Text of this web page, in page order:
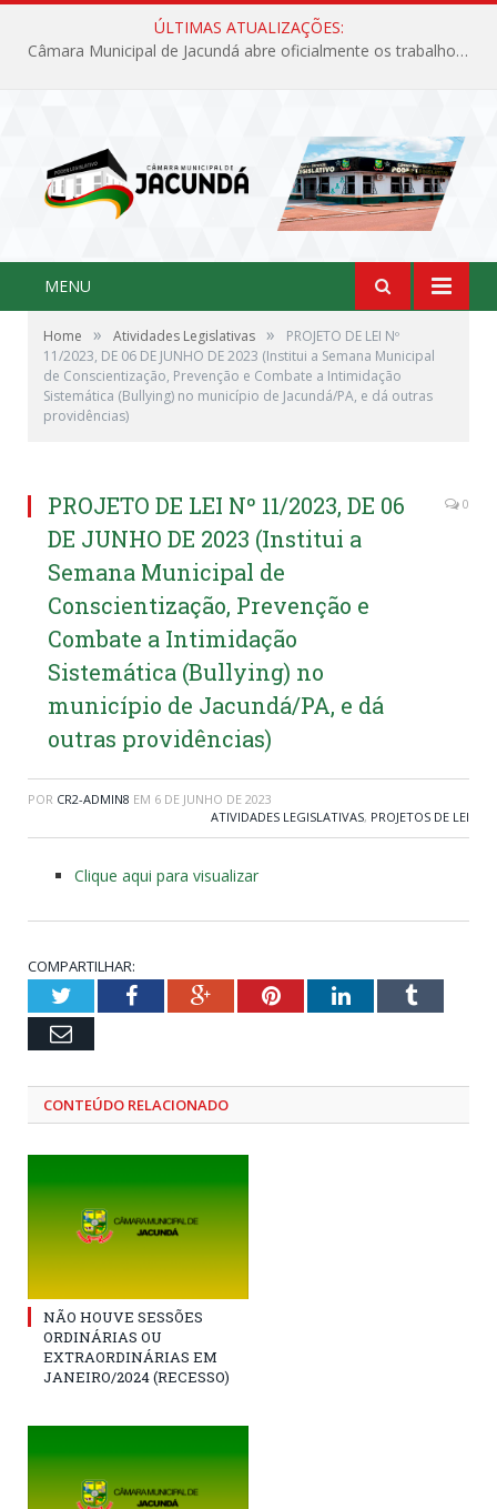
ÚLTIMAS ATUALIZAÇÕES:
Câmara Municipal de Jacundá abre oficialmente os trabalhos legislativos de 2026
MENU
Home » Atividades Legislativas »
PROJETO DE LEI Nº
11/2023, DE 06 DE JUNHO DE 2023 (Institui a Semana Municipal
de Conscientização, Prevenção e Combate a Intimidação
Sistemática (Bullying) no município de Jacundá/PA, e dá outras
providências)
PROJETO DE LEI Nº 11/2023, DE 06
DE JUNHO DE 2023 (Institui a
Semana Municipal de
Conscientização, Prevenção e
Combate a Intimidação
Sistemática (Bullying) no
município de Jacundá/PA, e dá
outras providências)
0
POR CR2-ADMIN8 EM 6 DE JUNHO DE 2023
ATIVIDADES LEGISLATIVAS, PROJETOS DE LEI
Clique aqui para visualizar
COMPARTILHAR:
TwitterFacebookGoogle+PinterestLinkedInTumblr
Email
CONTEÚDO RELACIONADO
NÃO HOUVE SESSÕES
ORDINÁRIAS OU
EXTRAORDINÁRIAS EM
JANEIRO/2024 (RECESSO)